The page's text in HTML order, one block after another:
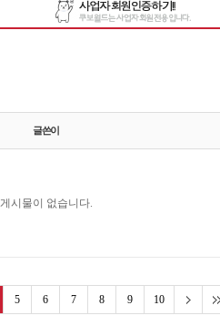
5 라네즈
1 이니스프리
맨위로
글쓴이
게시물이 없습니다.
5 6 7 8 9 10